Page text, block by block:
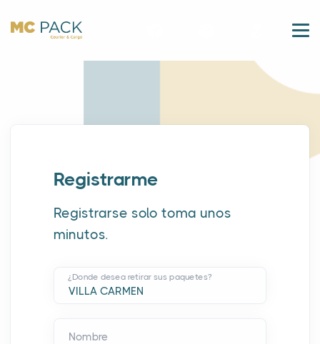
Registrarme
Registrarse solo toma unos
minutos.
¿Donde desea retirar sus paquetes?
Nombre